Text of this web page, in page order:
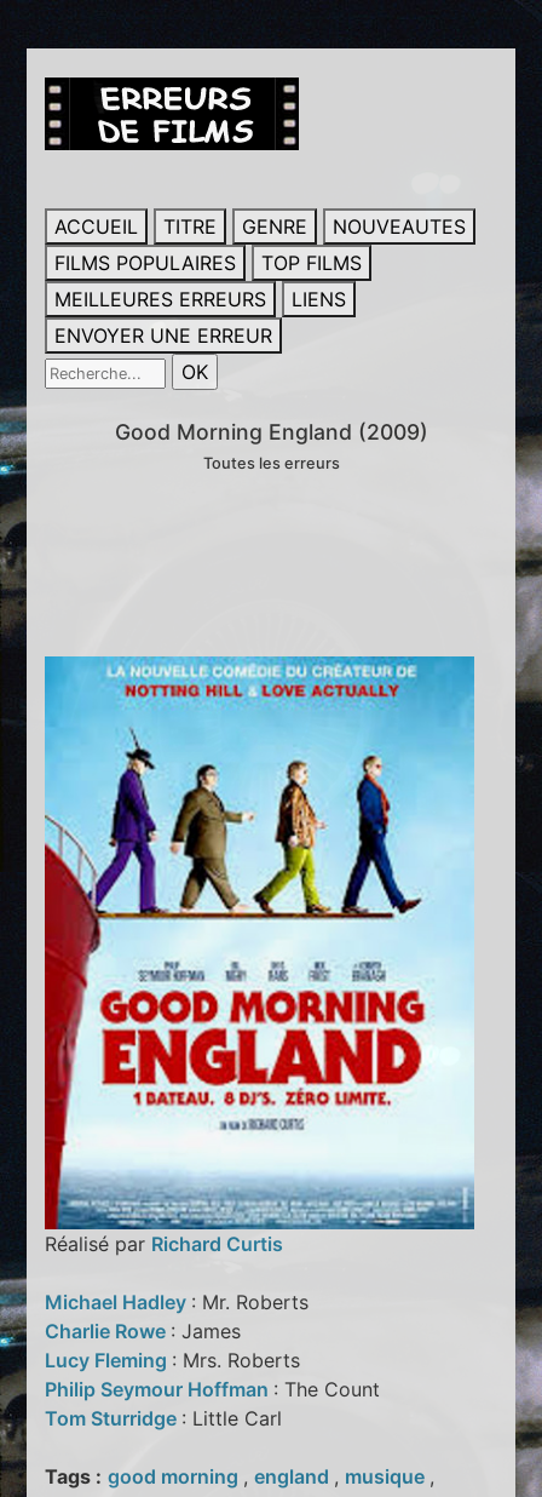
ACCUEIL TITRE GENRE
NOUVEAUTES
FILMS POPULAIRES
TOP FILMS
MEILLEURES ERREURS
LIENS
ENVOYER UNE ERREUR
Good Morning England (2009)
Toutes les erreurs
Réalisé par Richard Curtis
Michael Hadley : Mr. Roberts
Charlie Rowe : James
Lucy Fleming : Mrs. Roberts
Philip Seymour Hoffman : The Count
Tom Sturridge : Little Carl
Tags : good morning ,england , musique ,